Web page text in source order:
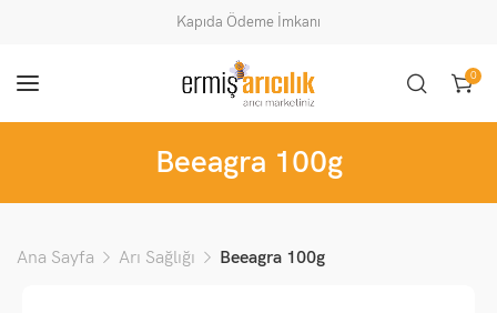
Kapıda Ödeme İmkanı
0
Beeagra 100g
Ana Sayfa Arı Sağlığı Beeagra 100g